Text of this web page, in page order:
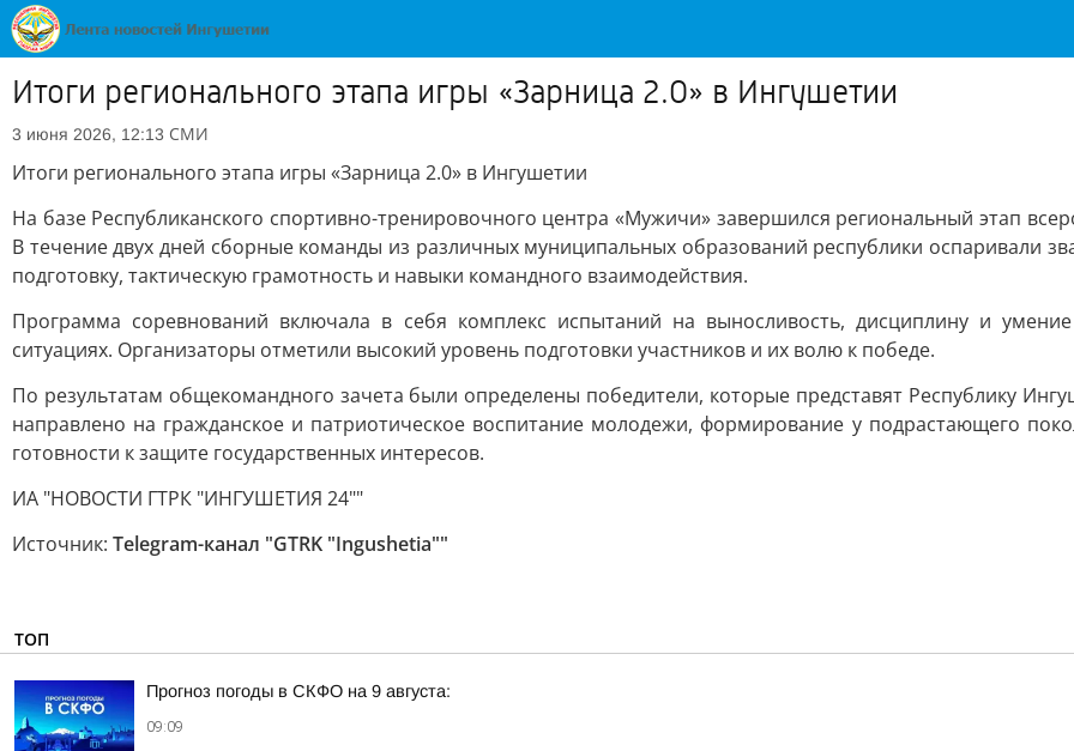
Итоги регионального этапа игры «Зарница 2.0» в Ингушетии
3 июня 2026, 12:13 СМИ
Итоги регионального этапа игры «Зарница 2.0» в Ингушетии
На базе Республиканского спортивно-тренировочного центра «Мужичи» завершился региональный этап
В течение двух дней сборные команды из различных муниципальных образований республики оспаривали
подготовку, тактическую грамотность и навыки командного взаимодействия.
Программа соревнований включала в себя комплекс испытаний на выносливость, дисциплину и
ситуациях. Организаторы отметили высокий уровень подготовки участников и их волю к победе.
По результатам общекомандного зачета были определены победители, которые представят Республику
направлено на гражданское и патриотическое воспитание молодежи, формирование у подрастающего
готовности к защите государственных интересов.
ИА "НОВОСТИ ГТРК "ИНГУШЕТИЯ 24""
Источник: Telegram-канал "GTRK "Ingushetia""
ТОП
Прогноз погоды в СКФО на 9 августа:
09:09